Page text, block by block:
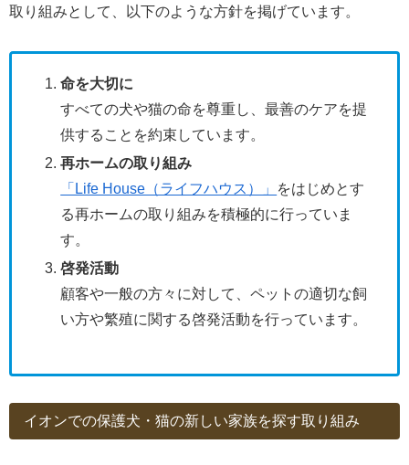
取り組みとして、以下のような方針を掲げています。
命を大切に
すべての犬や猫の命を尊重し、最善のケアを提
供することを約束しています。
再ホームの取り組み
「Life House（ライフハウス）」
をはじめとす
る再ホームの取り組みを積極的に行っていま
す。
啓発活動
顧客や一般の方々に対して、ペットの適切な飼
い方や繁殖に関する啓発活動を行っています。
イオンでの保護犬・猫の新しい家族を探す取り組み